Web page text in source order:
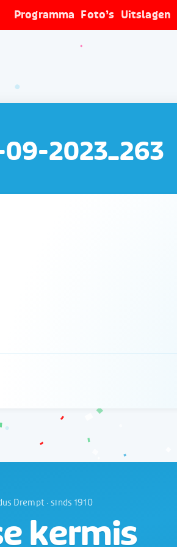
Programma Foto’s Uitslagen
09-2023_263
Drempt · sinds 1910
kermis